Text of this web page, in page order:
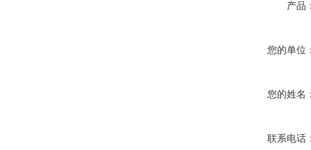
产品
您的单位
您的姓名
联系电话